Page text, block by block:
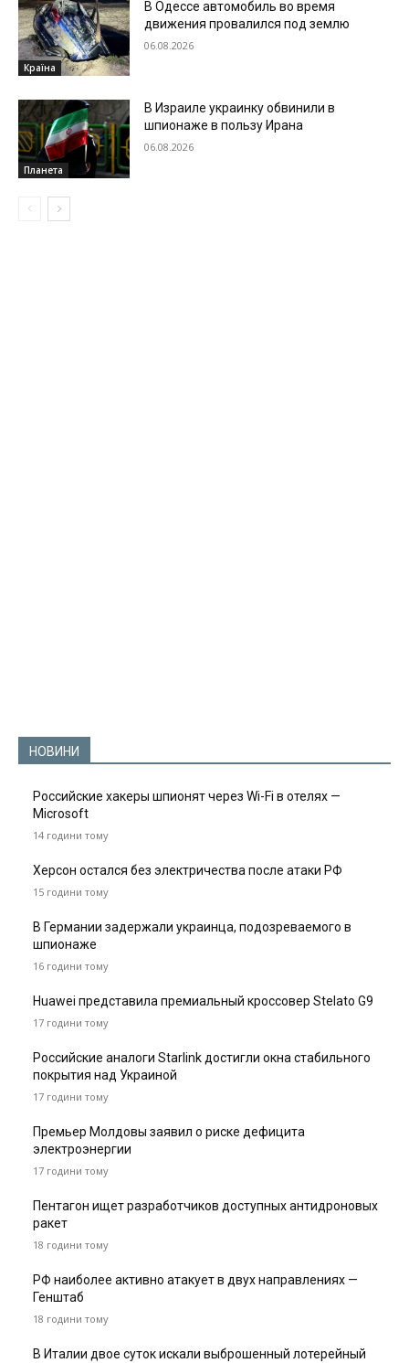
Країна
В Одессе автомобиль во время
движения провалился под землю
06.08.2026
Планета
В Израиле украинку обвинили в
шпионаже в пользу Ирана
06.08.2026
НОВИНИ
Российские хакеры шпионят через Wi-Fi в отелях —
Microsoft
14 години тому
Херсон остался без электричества после атаки РФ
15 години тому
В Германии задержали украинца, подозреваемого в
шпионаже
16 години тому
Huawei представила премиальный кроссовер Stelato G9
17 години тому
Российские аналоги Starlink достигли окна стабильного
покрытия над Украиной
17 години тому
Премьер Молдовы заявил о риске дефицита
электроэнергии
17 години тому
Пентагон ищет разработчиков доступных антидроновых
ракет
18 години тому
РФ наиболее активно атакует в двух направлениях —
Генштаб
18 години тому
В Италии двое суток искали выброшенный лотерейный